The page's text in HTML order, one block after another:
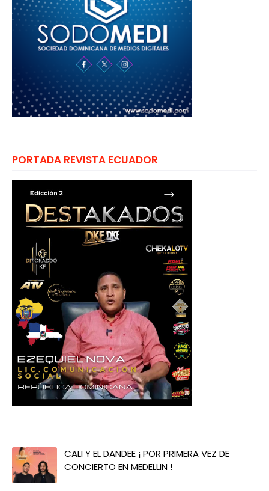
PORTADA REVISTA ECUADOR
CALI Y EL DANDEE ¡ POR PRIMERA VEZ DE
CONCIERTO EN MEDELLIN !